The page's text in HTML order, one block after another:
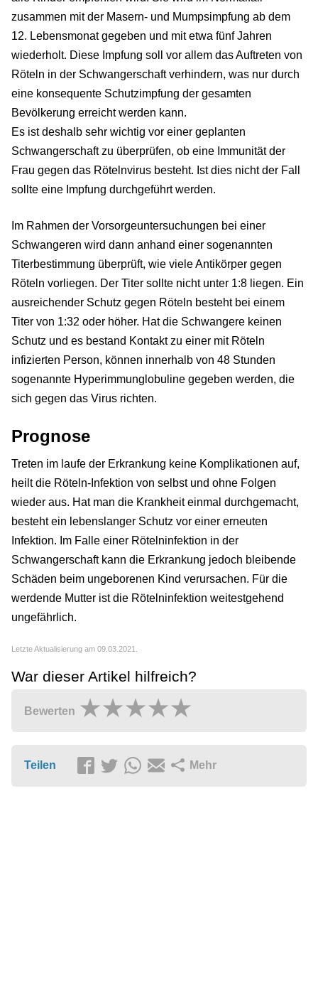
zusammen mit der Masern- und Mumpsimpfung ab dem
12. Lebensmonat gegeben und mit etwa fünf Jahren
wiederholt. Diese Impfung soll vor allem das Auftreten von
Röteln in der Schwangerschaft verhindern, was nur durch
eine konsequente Schutzimpfung der gesamten
Bevölkerung erreicht werden kann.
Es ist deshalb sehr wichtig vor einer geplanten
Schwangerschaft zu überprüfen, ob eine Immunität der
Frau gegen das Rötelnvirus besteht. Ist dies nicht der Fall
sollte eine Impfung durchgeführt werden.
Im Rahmen der Vorsorgeuntersuchungen bei einer
Schwangeren wird dann anhand einer sogenannten
Titerbestimmung überprüft, wie viele Antikörper gegen
Röteln vorliegen. Der Titer sollte nicht unter 1:8 liegen. Ein
ausreichender Schutz gegen Röteln besteht bei einem
Titer von 1:32 oder höher. Hat die Schwangere keinen
Schutz und es bestand Kontakt zu einer mit Röteln
infizierten Person, können innerhalb von 48 Stunden
sogenannte Hyperimmunglobuline gegeben werden, die
sich gegen das Virus richten.
Prognose
Treten im laufe der Erkrankung keine Komplikationen auf,
heilt die Röteln-Infektion von selbst und ohne Folgen
wieder aus. Hat man die Krankheit einmal durchgemacht,
besteht ein lebenslanger Schutz vor einer erneuten
Infektion. Im Falle einer Rötelninfektion in der
Schwangerschaft kann die Erkrankung jedoch bleibende
Schäden beim ungeborenen Kind verursachen. Für die
werdende Mutter ist die Rötelninfektion weitestgehend
ungefährlich.
Letzte Aktualisierung am 09.03.2021.
War dieser Artikel hilfreich?
Bewerten
Teilen Mehr